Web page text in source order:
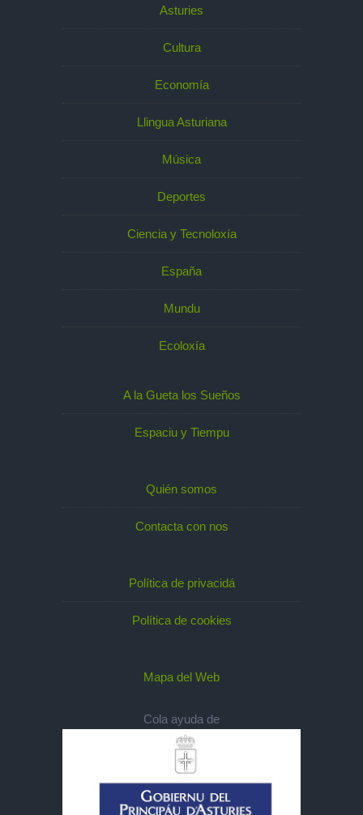
Asturies
Cultura
Economía
Llingua Asturiana
Música
Deportes
Ciencia y Tecnoloxía
España
Mundu
Ecoloxía
A la Gueta los Sueños
Espaciu y Tiempu
Quién somos
Contacta con nos
Política de privacidá
Política de cookies
Mapa del Web
Cola ayuda de